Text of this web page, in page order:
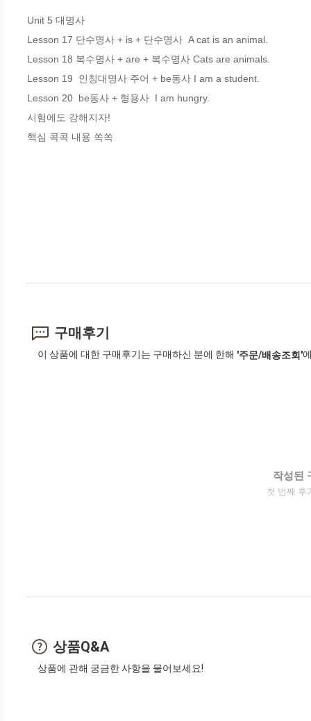
Unit 5 대명사
Lesson 17 단수명사 + is + 단수명사  A cat is an animal.
Lesson 18 복수명사 + are + 복수명사 Cats are animals.
Lesson 19  인칭대명사 주어 + be동사 I am a student.
Lesson 20  be동사 + 형용사  I am hungry.
시험에도 강해지자!
핵심 콕콕 내용 쏙쏙
구매후기
이 상품에 대한 구매후기는 구매하신 분에 한해 '주문/배송조회'
작성된
첫 번째 후
상품Q&A
상품에 관해 궁금한 사항을 물어보세요!